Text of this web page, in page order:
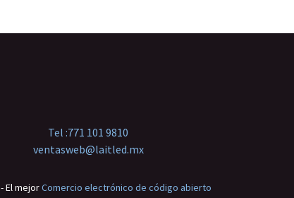
Tel :771 101 9810
ventasweb@laitled.mx
- El mejorComercio electrónico de código abierto